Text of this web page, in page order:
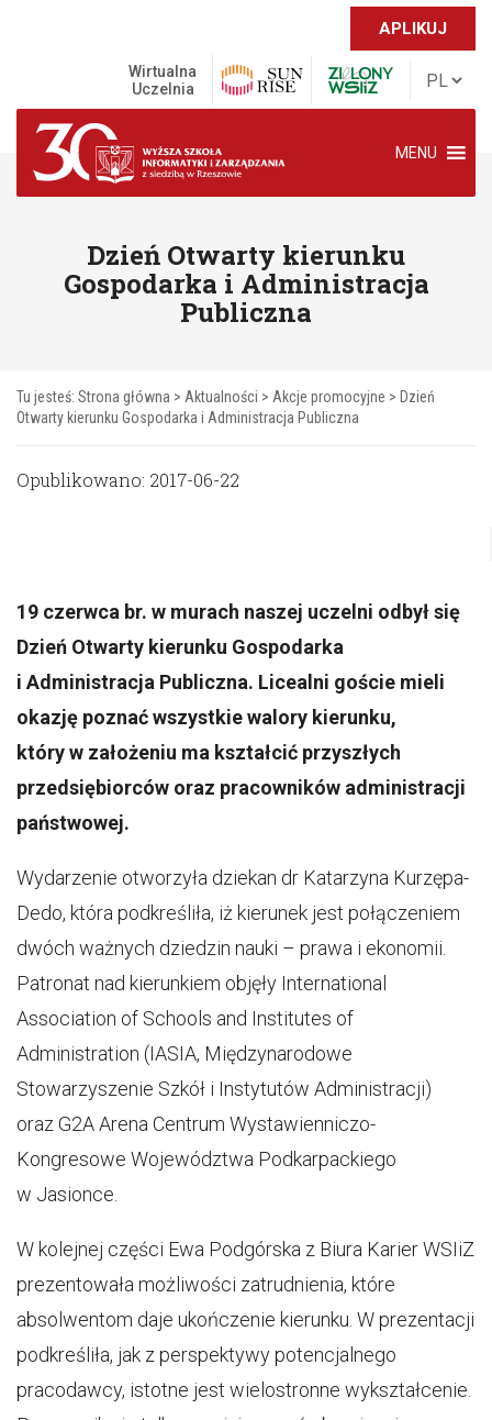
APLIKUJ
Wirtualna
Uczelnia
MENU
Dzień Otwarty kierunku
Gospodarka i Administracja
Publiczna
Tu jesteś: Strona główna > Aktualności > Akcje promocyjne > Dzień
Otwarty kierunku Gospodarka i Administracja Publiczna
Opublikowano: 2017-06-22
19 czerwca br. w murach naszej uczelni odbył się
Dzień Otwarty kierunku Gospodarka
i Administracja Publiczna. Licealni goście mieli
okazję poznać wszystkie walory kierunku,
który w założeniu ma kształcić przyszłych
przedsiębiorców oraz pracowników administracji
państwowej.
Wydarzenie otworzyła dziekan dr Katarzyna Kurzępa-
Dedo, która podkreśliła, iż kierunek jest połączeniem
dwóch ważnych dziedzin nauki – prawa i ekonomii.
Patronat nad kierunkiem objęły International
Association of Schools and Institutes of
Administration (IASIA, Międzynarodowe
Stowarzyszenie Szkół i Instytutów Administracji)
oraz G2A Arena Centrum Wystawienniczo-
Kongresowe Województwa Podkarpackiego
w Jasionce.
W kolejnej części Ewa Podgórska z Biura Karier WSIiZ
prezentowała możliwości zatrudnienia, które
absolwentom daje ukończenie kierunku. W prezentacji
podkreśliła, jak z perspektywy potencjalnego
pracodawcy, istotne jest wielostronne wykształcenie.